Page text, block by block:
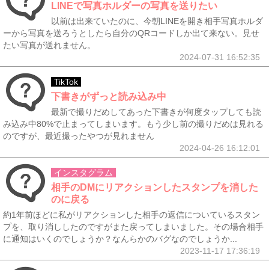
LINEで写真ホルダーの写真を送りたい
以前は出来ていたのに、今朝LINEを開き相手写真ホルダ
ーから写真を送ろうとしたら自分のQRコードしか出て来ない。見せ
たい写真が送れません。
2024-07-31 16:52:35
TikTok
下書きがずっと読み込み中
最新で撮りだめしてあった下書きが何度タップしても読
み込み中80%で止まってしまいます。もう少し前の撮りだめは見れる
のですが、最近撮ったやつが見れません
2024-04-26 16:12:01
インスタグラム
相手のDMにリアクションしたスタンプを消した
のに戻る
約1年前ほどに私がリアクションした相手の返信についているスタン
プを、取り消ししたのですがまた戻ってしまいました。その場合相手
に通知はいくのでしょうか？なんらかのバグなのでしょうか...
2023-11-17 17:36:19